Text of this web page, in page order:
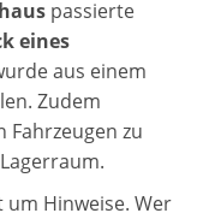
passierte
eines
aus einem
Zudem
Fahrzeugen zu
Hinweise. Wer